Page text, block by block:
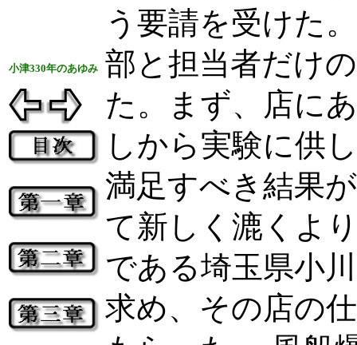
小津330年のあゆみ
う要請を受けた
部と担当者だけ
た。まず、店に
しから実験に供
満足すべき結果
て新しく漉くよ
である埼玉県小
求め、その店の